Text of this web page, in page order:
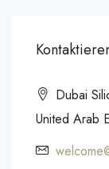
Dubai
United Arab